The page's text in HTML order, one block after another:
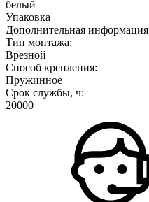
белый
Упаковка
Дополнительная информация
Тип монтажа:
Врезной
Способ крепления:
Пружинное
Срок службы, ч:
20000